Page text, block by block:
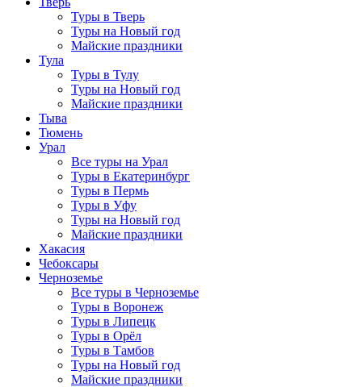
Туры в Тверь
Туры на Новый год
Майские праздники
Тула
Туры в Тулу
Туры на Новый год
Майские праздники
Тыва
Тюмень
Урал
Все туры на Урал
Туры в Екатеринбург
Туры в Пермь
Туры в Уфу
Туры на Новый год
Майские праздники
Хакасия
Чебоксары
Черноземье
Все туры в Черноземье
Туры в Воронеж
Туры в Липецк
Туры в Орёл
Туры в Тамбов
Туры на Новый год
Майские праздники